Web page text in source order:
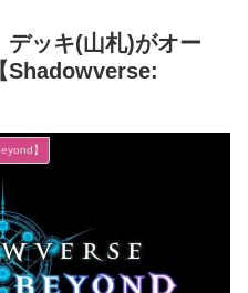
デッキ(山札)がオー
Shadowverse:
】